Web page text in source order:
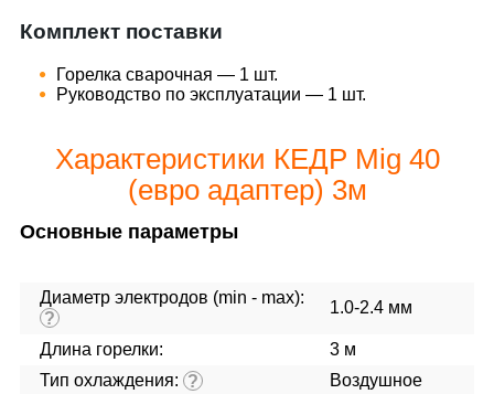
Комплект поставки
Горелка сварочная — 1 шт.
Руководство по эксплуатации — 1 шт.
Характеристики КЕДР Mig 40
(евро адаптер) 3м
Основные параметры
Диаметр электродов (min - max):
?
1.0-2.4 мм
Длина горелки:
3 м
Тип охлаждения: ? Воздушное